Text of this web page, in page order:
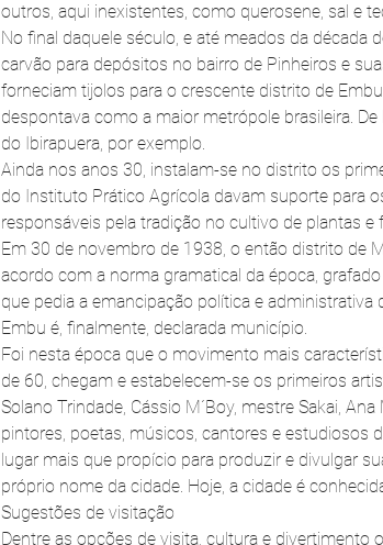
outros, aqui inexistentes, como querosene, sal e
No final daquele século, e até meados da
carvão para depósitos no bairro de Pinheiros e
forneciam tijolos para o crescente distrito de
despontava como a maior metrópole brasileira.
do Ibirapuera, por exemplo.
Ainda nos anos 30, instalam-se no distrito os
do Instituto Prático Agrícola davam suporte para
responsáveis pela tradição no cultivo de plantas e
Em 30 de novembro de 1938, o então distrito de
acordo com a norma gramatical da época,
que pedia a emancipação política e administrativa
Embu é, finalmente, declarada município.
Foi nesta época que o movimento mais
de 60, chegam e estabelecem-se os primeiros
Solano Trindade, Cássio M´Boy, mestre Sakai,
pintores, poetas, músicos, cantores e estudiosos
lugar mais que propício para produzir e divulgar
próprio nome da cidade. Hoje, a cidade é
Sugestões de visitação
Dentre as opções de visita, cultura e divertimento